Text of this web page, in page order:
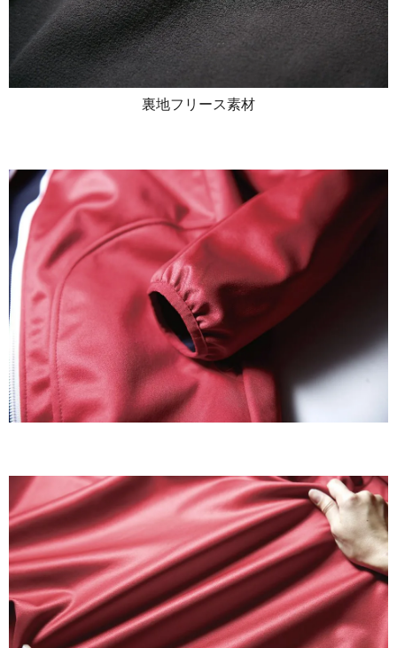
裏地フリース素材